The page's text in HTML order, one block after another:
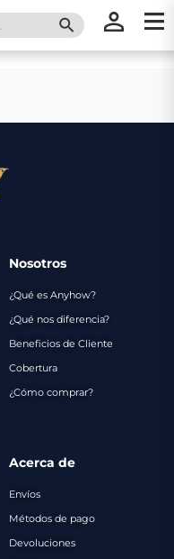
SEARCH
Nosotros
¿Qué es Anyhow?
¿Qué nos diferencia?
Beneficios de Cliente
Cobertura
¿Cómo comprar?
Acerca de
Envíos
Métodos de pago
Devoluciones